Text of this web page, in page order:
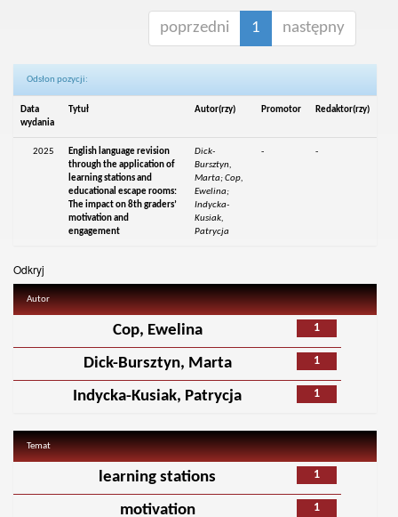
poprzedni 1 następny
Odsłon pozycji:
Data
wydania
Tytuł Autor(rzy) Promotor Redaktor(rzy)
2025
English language revision
through the application of
learning stations and
educational escape rooms:
The impact on 8th graders’
motivation and
engagement
Dick-
Bursztyn,
Marta; Cop,
Ewelina;
Indycka-
Kusiak,
Patrycja
- -
Odkryj
Autor
1
Cop, Ewelina
1
Dick-Bursztyn, Marta
1
Indycka-Kusiak, Patrycja
Temat
1
learning stations
1
motivation